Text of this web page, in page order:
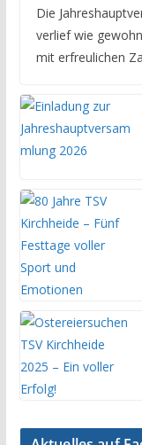
Die
verlief wie
mit erfreulichen